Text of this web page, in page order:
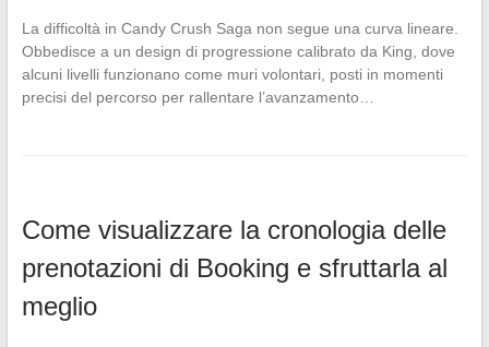
La difficoltà in Candy Crush Saga non segue una curva lineare.
Obbedisce a un design di progressione calibrato da King, dove
alcuni livelli funzionano come muri volontari, posti in momenti
precisi del percorso per rallentare l’avanzamento…
Come visualizzare la cronologia delle
prenotazioni di Booking e sfruttarla al
meglio